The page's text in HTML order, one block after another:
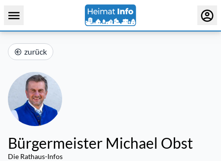
zurück
Bürgermeister Michael Obst
Die Rathaus-Infos